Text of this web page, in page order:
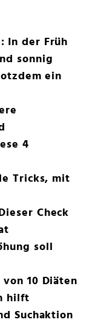
In der Früh
sonnig
ein
4
Tricks, mit
Check
soll
10 Diäten
hilft
Suchaktion